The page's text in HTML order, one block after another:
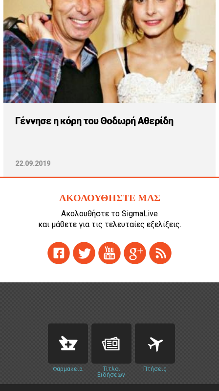
Γέννησε η κόρη του Θοδωρή Αθερίδη
22.09.2019
ΑΚΟΛΟΥΘΗΣΤΕ ΜΑΣ
Ακολουθήστε το SigmaLive
και μάθετε για τις τελευταίες εξελίξεις.
Φαρμακεία
Τίτλοι
Ειδήσεων
Πτήσεις